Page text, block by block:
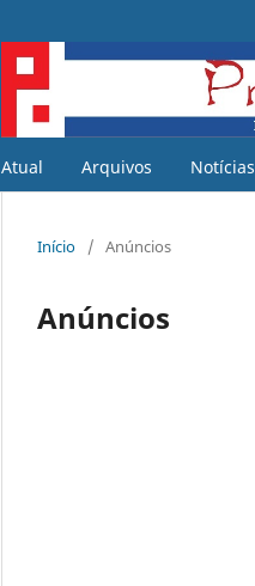
Atual Arquivos Notícias
Início / Anúncios
Anúncios